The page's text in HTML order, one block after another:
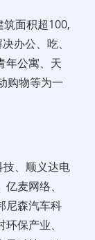
面积超100,
办公、吃、
年公寓、天
购物等为一
、顺义达电
麦网络、
尼森汽车科
保产业、